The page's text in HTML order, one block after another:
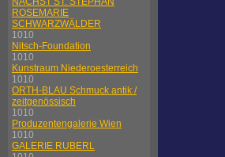
ROSEMARIE
SCHWARZWÄLDER
1010
Nitsch-Foundation
1010
Kunstraum Niederoesterreich
1010
ORTH-BLAU Schmuck antik /
zeitgenössisch
1010
Produzentengalerie Wien
1010
GALERIE RUBERL